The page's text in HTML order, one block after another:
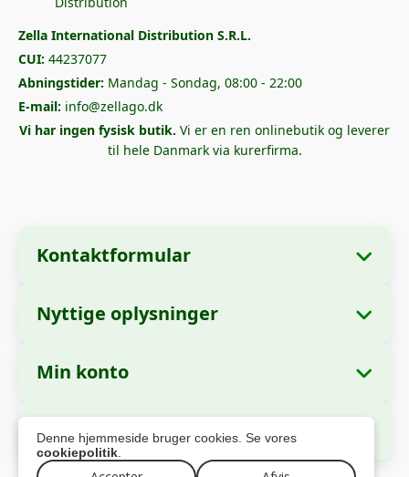
Denne hjemmeside bruger cookies. Se vores
cookiepolitik
Zella International Distribution S.R.L.
CUI: 44237077
Abningstider: Mandag - Sondag, 08:00 - 22:00
E-mail: info@zellago.dk
Vi har ingen fysisk butik. Vi er en ren onlinebutik og leverer
til hele Danmark via kurerfirma.
Kontaktformular
Virksomhedsoplysninger
Virksomhedsnavn:
Distribution S.R.L.
Hovedkontor:Strada Cuza Voda nr. 97,
Sector 4, Bucuresti, 040283, Romania
Nyttige oplysninger
Betalingsmetoder
Forsendelsesoplysninger
Min konto
Mine ordrer
Personlige oplysninger
Sikker betaling